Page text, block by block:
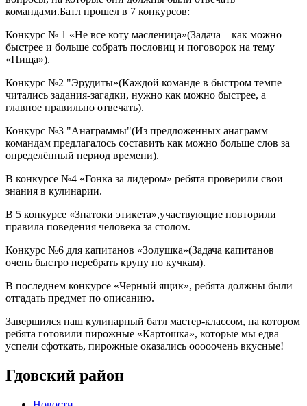
командами.Батл прошел в 7 конкурсов:
Конкурс № 1 «Не все коту масленица»(Задача – как можно
быстрее и больше собрать пословиц и поговорок на тему
«Пища»).
Конкурс №2 "Эрудиты»(Каждой команде в быстром темпе
читались задания-загадки, нужно как можно быстрее, а
главное правильно отвечать).
Конкурс №3 "Анаграммы"(Из предложенных анаграмм
командам предлагалось составить как можно больше слов за
определённый период времени).
В конкурсе №4 «Гонка за лидером» ребята проверили свои
знания в кулинарии.
В 5 конкурсе «Знатоки этикета»,участвующие повторили
правила поведения человека за столом.
Конкурс №6 для капитанов «Золушка»(Задача капитанов
очень быстро перебрать крупу по кучкам).
В последнем конкурсе «Черный ящик», ребята должны были
отгадать предмет по описанию.
Завершился наш кулинарный батл мастер-классом, на котором
ребята готовили пирожные «Картошка», которые мы едва
успели сфоткать, пирожные оказались ооооочень вкусные!
Гдовский район